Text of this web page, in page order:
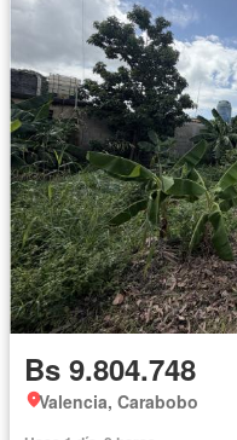
Bs 9.804.748
Valencia, Carabobo